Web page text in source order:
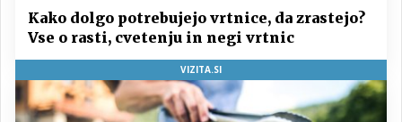
Kako dolgo potrebujejo vrtnice, da zrastejo?
Vse o rasti, cvetenju in negi vrtnic
VIZITA.SI